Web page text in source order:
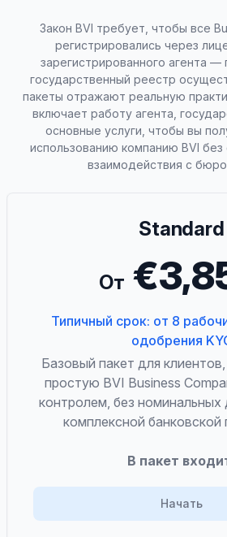
Закон BVI требует, чтобы все
регистрировались через
зарегистрированного агента
государственный реестр
пакеты отражают реальную
включает работу агента,
основные услуги, чтобы вы
использованию компанию BVI без
взаимодействия с
Standard
От
Типичный срок: от 8
одобрения
Базовый пакет для
простую BVI Business
контролем, без номинальных
комплексной
В пакет
Начать